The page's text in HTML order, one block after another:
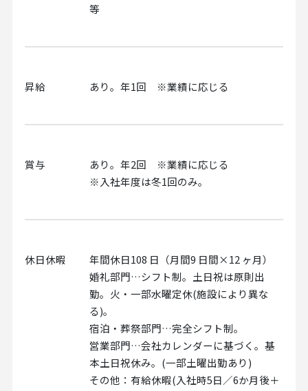
等
昇給 あり。年1回 ※業績に応じる
賞与
あり。年2回 ※業績に応じる
※入社年度は冬1回のみ。
休日休暇
年間休日108 日（月間9 日間×12 ヶ月）
婚礼部門…シフト制。土日祝は原則出
勤。火・一部水曜定休(施設により異な
る)。
宿泊・葬祭部門…完全シフト制。
営業部門…会社カレンダーに基づく。基
本土日祝休み。(一部土曜出勤あり)
その他：有給休暇(入社時5日／6か月後＋